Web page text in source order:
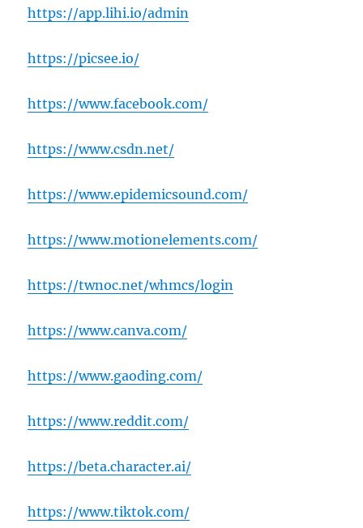
https://app.lihi.io/admin
https://picsee.io/
https://www.facebook.com/
https://www.csdn.net/
https://www.epidemicsound.com/
https://www.motionelements.com/
https://twnoc.net/whmcs/login
https://www.canva.com/
https://www.gaoding.com/
https://www.reddit.com/
https://beta.character.ai/
https://www.tiktok.com/